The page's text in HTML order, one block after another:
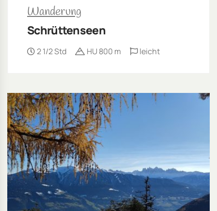
Wanderung
Schrüttenseen
2 1/2 Std HU 800 m leicht